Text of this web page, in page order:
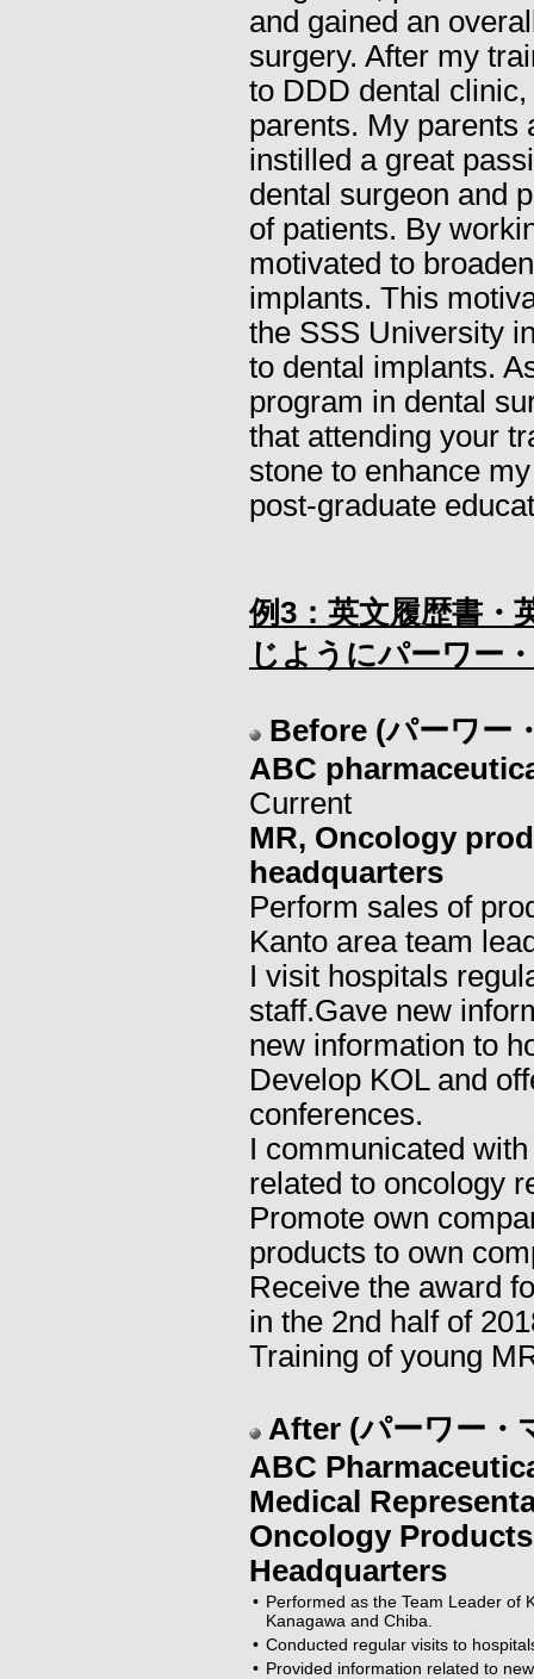
and gained an
surgery. After my
to DDD dental
parents. My parents
instilled a great
dental surgeon and
of patients. By
motivated to
implants. This
the SSS University
to dental implants.
program in dental
that attending your
stone to enhance
post-graduate
例3：英文履歴書・
じようにパーワー
Before (パーワー
ABC
Current
MR, Oncology
headquarters
Perform sales of
Kanto area team
I visit hospitals
staff.Gave new
new information to
Develop KOL and
conferences.
I communicated
related to oncology
Promote own
products to own
Receive the award
in the 2nd half of
Training of young
After (パーワー・
ABC
Medical
Oncology
Headquarters
• Performed as the Team Leader of
Kanagawa and Chiba.
• Conducted regular visits to
• Provided information related to